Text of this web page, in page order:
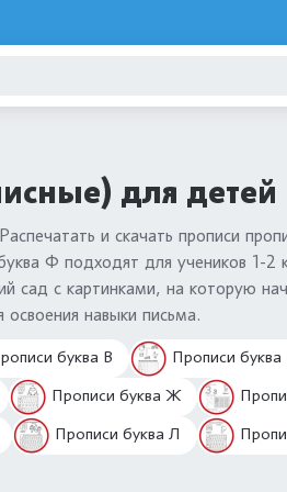
для детей
и скачать прописи
Ф подходят для учеников 1-2
сад с картинками, на которую
навыки письма.
буква В
Прописи буква
Прописи буква Ж
Прописи буква Л